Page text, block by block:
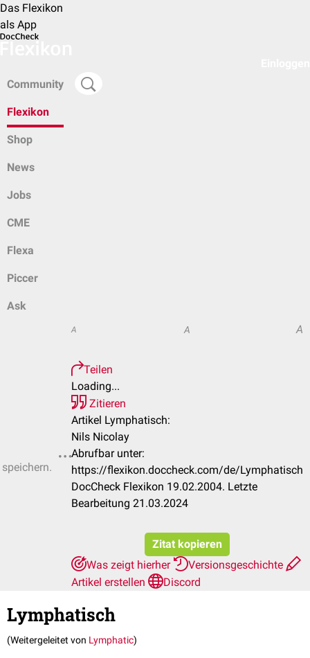
Das Flexikon
als App
Community
Flexikon
Shop
News
Jobs
CME
Flexa
Piccer
Ask
A A A
Teilen
Loading...
Zitieren
Artikel Lymphatisch:
Nils Nicolay
Abrufbar unter:
https://flexikon.doccheck.com/de/Lymphatisch
DocCheck Flexikon 19.02.2004. Letzte
Bearbeitung 21.03.2024
Zitat kopieren
Was zeigt hierher
Versionsgeschichte
Artikel erstellen
Discord
Lymphatisch
(Weitergeleitet von Lymphatic)